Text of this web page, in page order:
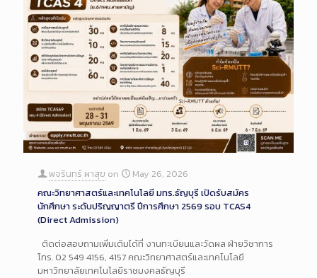
พจรินทร์ ผาสุข on
May 26, 2026
คณะวิทยาศาสตร์และเทคโนโลยี มทร.ธัญบุรี เปิดรับสมัคร
นักศึกษา ระดับปริญญาตรี ปีการศึกษา 2569 รอบ TCAS4
(Direct Admission)
ติดต่อสอบถามเพิ่มเติมได้ที่ งานทะเบียนและวัดผล ฝ่ายวิชาการ
โทร. 02 549 4156, 4157 คณะวิทยาศาสตร์และเทคโนโลยี
มหาวิทยาลัยเทคโนโลยีราชมงคลธัญบุรี